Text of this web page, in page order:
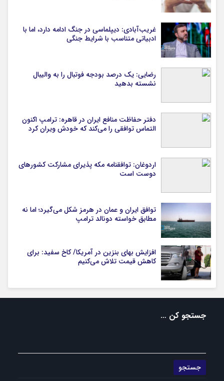
غریب‌آبادی: دیپلماسی در جنگ ادامه دارد، اما با
ادبیاتی متناسب با شرایط جنگی
رضایی: یک درصد بودجه فوتبال را به والیبال
نشسته بدهید
دفتر حفاظت منافع ایران در قاهره: ترامپ اکنون
التماس توافقی را می‌کند که خودش ویران کرد
اردوغان: توافقنامه مکه پذیرای مشارکت کشورهای
دوست است
توافق ایران و عمان در هرمز شکل می‌گیرد؛ اما نه
مطابق خواسته دونالد ترامپ
افزایش بهای بنزین در آمریکا/ کاخ سفید: برای
کاهش قیمت تلاش می‌کنیم
جستجو کن …